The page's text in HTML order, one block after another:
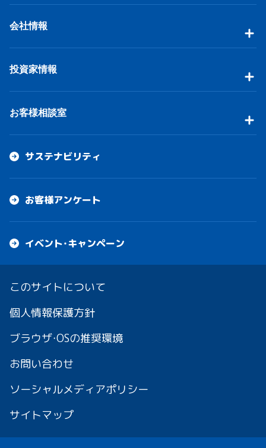
会社情報
投資家情報
お客様相談室
サステナビリティ
お客様アンケート
イベント・キャンペーン
このサイトについて
個人情報保護方針
ブラウザ・OSの推奨環境
お問い合わせ
ソーシャルメディアポリシー
サイトマップ